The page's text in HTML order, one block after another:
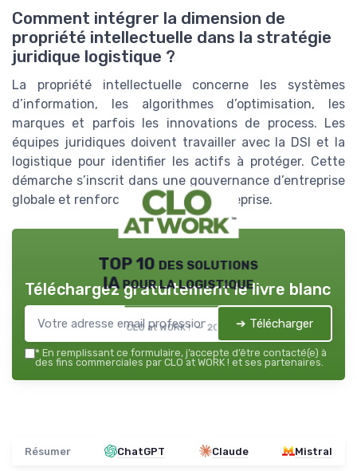
Comment intégrer la dimension de
propriété intellectuelle dans la stratégie
juridique logistique ?
La propriété intellectuelle concerne les systèmes
d’information, les algorithmes d’optimisation, les
marques et parfois les innovations de process. Les
équipes juridiques doivent travailler avec la DSI et la
logistique pour identifier les actifs à protéger. Cette
démarche s’inscrit dans une gouvernance d’entreprise
globale et renforce la valeur de l’entreprise.
TOP 10 des solutions
IA pour la logistique
CLO at WORK ! — 2026
Téléchargez gratuitement le livre blanc
➔ Télécharger
* En remplissant ce formulaire, j’accepte d’être contacté(e) à
des fins commerciales par CLO at WORK ! et ses partenaires.
Résumer ChatGPT Claude Mistral